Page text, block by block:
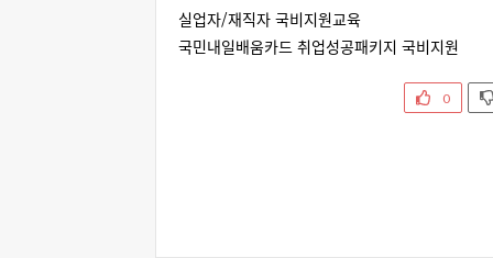
실업자/재직자 국비지원교육
국민내일배움카드 취업성공패키지 국비지원
0